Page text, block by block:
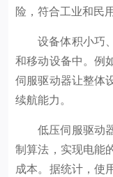
险，符合工业和民
设备体积小巧
和移动设备中。例
伺服驱动器让整体
续航能力。
低压伺服驱动
制算法，实现电能
成本。据统计，使